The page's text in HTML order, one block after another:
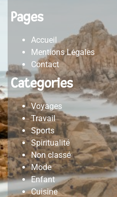
Pages
Accueil
Mentions Légales
Contact
Categories
Voyages
Travail
Sports
Spiritualité
Non classé
Mode
Enfant
Cuisine